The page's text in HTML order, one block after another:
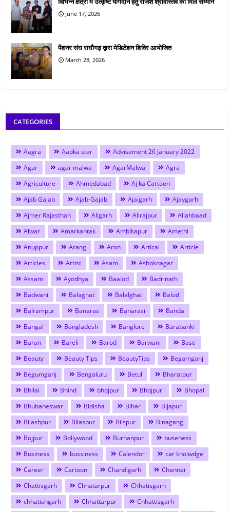
June 17, 2026
पेंशनर संघ राघौगढ़ द्वारा मेडिटेशन शिविर आयोजित
March 28, 2026
CATEGORIES
Aagra Aapka star
Advisement 26 January 2022
Agar
agar malwa AgarMalwa
Agra
Agriculture
Ahmedabad
Aj ka Cartoon
Ajab Gajab
Ajab-Gajab Ajaigarh
Ajaygarh
Ajmer Rajasthan
Aligarh Alirajpur
Allahbaad
Alwar
Amarkantak Ambikapur
Amethi
Anuppur
Arang Aron Artical
Article
Articles
Artist Asam
Ashoknagar
Assam
Ayodhya Baalod
Badrinath
Badwani
Balaghat Balalghat
Balod
Balrampur
Banaras Banarasi
Banda
Bangal
Bangladesh Banglore
Barabanki
Baran
Bareli Barod Barwani
Basti
Beauty
Beauty Tips BeautyTips
Begamganj
Begumganj
Bengaluru Betul
Bharatpur
Bhilai
Bhind bhojpur Bhojpuri
Bhopal
Bhubaneswar
Bidisha Bihar
Bijapur
Bilashpur
Bilaspur Bilspur
Binagang
Bojpur
Bollywood Burhanpur
buseness
Business
bussiness Calendor
car knolwdge
Career
Cartoon Chandigarh
Channai
Chattisgarh
Chhatarpur
Chhatisgarh
chhatishgarh
Chhattarpur
Chhattisgarh